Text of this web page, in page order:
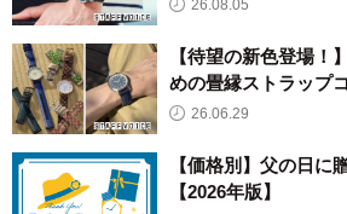
26.08.05
【待望の新色登場！
めの畳縁ストラップ
26.06.29
【価格別】父の日に
【2026年版】